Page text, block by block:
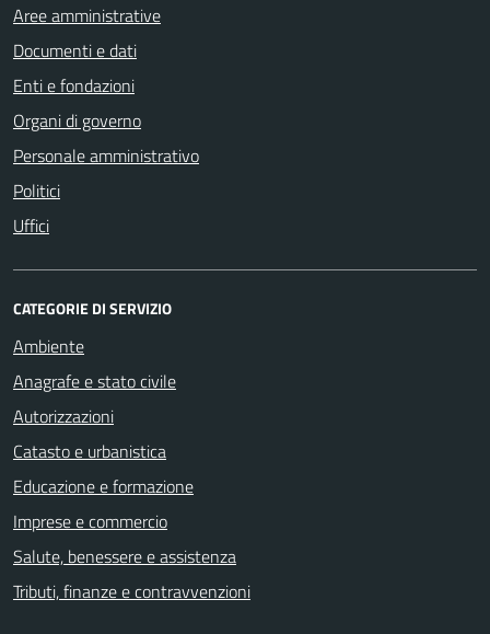
Aree amministrative
Documenti e dati
Enti e fondazioni
Organi di governo
Personale amministrativo
Politici
Uffici
CATEGORIE DI SERVIZIO
Ambiente
Anagrafe e stato civile
Autorizzazioni
Catasto e urbanistica
Educazione e formazione
Imprese e commercio
Salute, benessere e assistenza
Tributi, finanze e contravvenzioni